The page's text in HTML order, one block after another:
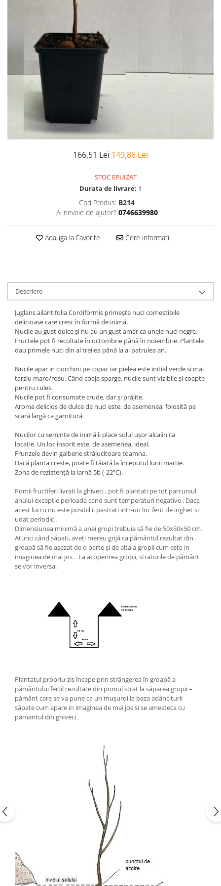
166,51 Lei 149,86 Lei
STOC EPUIZAT
Durata de livrare: 1
Cod Produs: B214
Ai nevoie de ajutor? 0746639980
Adauga la Favorite Cere informatii
Descriere
Juglans ailantifolia Cordiformis primește nuci comestibile
delicioase care cresc în formă de inimă.
Nucile au gust dulce și nu au un gust amar ca unele nuci negre.
Fructele pot fi recoltate în octombrie până în noiembrie. Plantele
dau primele nuci din al treilea până la al patrulea an.
Nucile apar in ciorchini pe copac iar pielea este initial verde si mai
tarziu maro/rosu.Când coaja sparge, nucile sunt vizibile și coapte
pentru cules.
Nucile pot fi consumate crude, dar și prăjite.
Aroma delicios de dulce de nuci este, de asemenea, folosită pe
scară largă ca garnitură.
Nucilor cu semințe de inimă îi place solul ușor alcalin ca
locație. Un loc însorit este, de asemenea, ideal.
Frunzele devin galbene strălucitoare toamna.
Dacă planta crește, poate fi tăiată la începutul lunii martie.
Zona de rezistență la iarnă 5b (-22ºC).
Pomii fructiferi livrati la ghiveci , pot fi plantati pe tot parcursul
anului exceptie perioada cand sunt temperaturi negative . Daca
acest lucru nu este posibil ii pastrati intr-un loc ferit de inghet si
udat periodic .
Dimensiunea minimă a unei gropi trebuie să fie de 50x50x50 cm.
Atunci când săpați, aveți mereu grijă ca pământul rezultat din
groapă să fie așezat de o parte și de alta a gropii cum este in
imaginea de mai jos . La acoperirea gropii, straturile de pământ
se vor inversa.
Plantatul propriu-zis începe prin strângerea în groapă a
pământului fertil rezultate din primul strat la săparea gropii –
pământ care se va pune ca un mușuroi la baza adânciturii
săpate cum apare in imaginea de mai jos si se amesteca cu
pamantul din ghiveci .